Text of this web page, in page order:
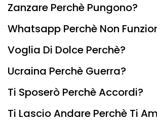
Zanzare Perchè Pungono?
Whatsapp Perchè Non
Voglia Di Dolce Perchè?
Ucraina Perchè Guerra?
Ti Sposerò Perchè Accordi?
Ti Lascio Andare Perchè Ti